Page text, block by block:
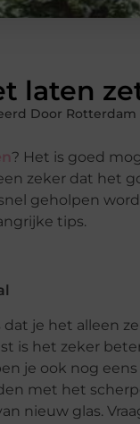
laten
Door Rotterdam
? Het is goed
zeker dat het
geholpen
tips.
je het alleen
is het zeker
je ook nog
met het
nieuw glas.